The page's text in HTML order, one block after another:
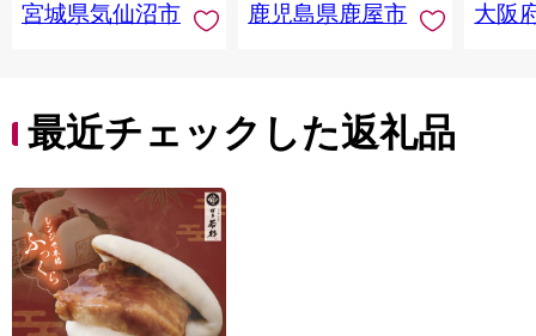
宮城県気仙沼市
鹿児島県鹿屋市
堺市】
大阪
最近チェックした返礼品